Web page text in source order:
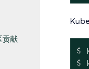
贡献
$
$